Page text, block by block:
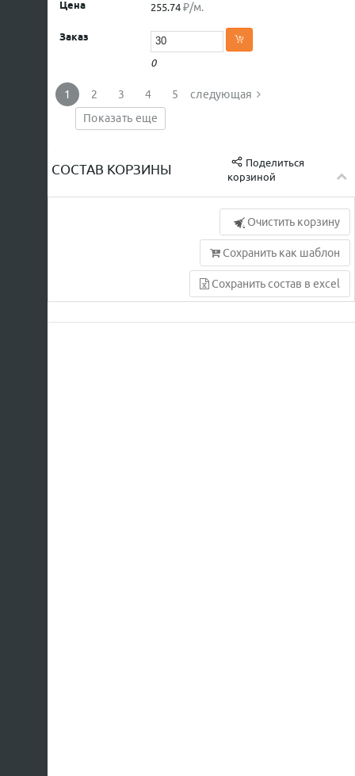
255.74 ₽/м.
0
1 2 3 4 5
следующая
Показать еще
СОСТАВ КОРЗИНЫ
Поделиться
корзиной
Очистить корзину
Сохранить как шаблон
Сохранить состав в excel